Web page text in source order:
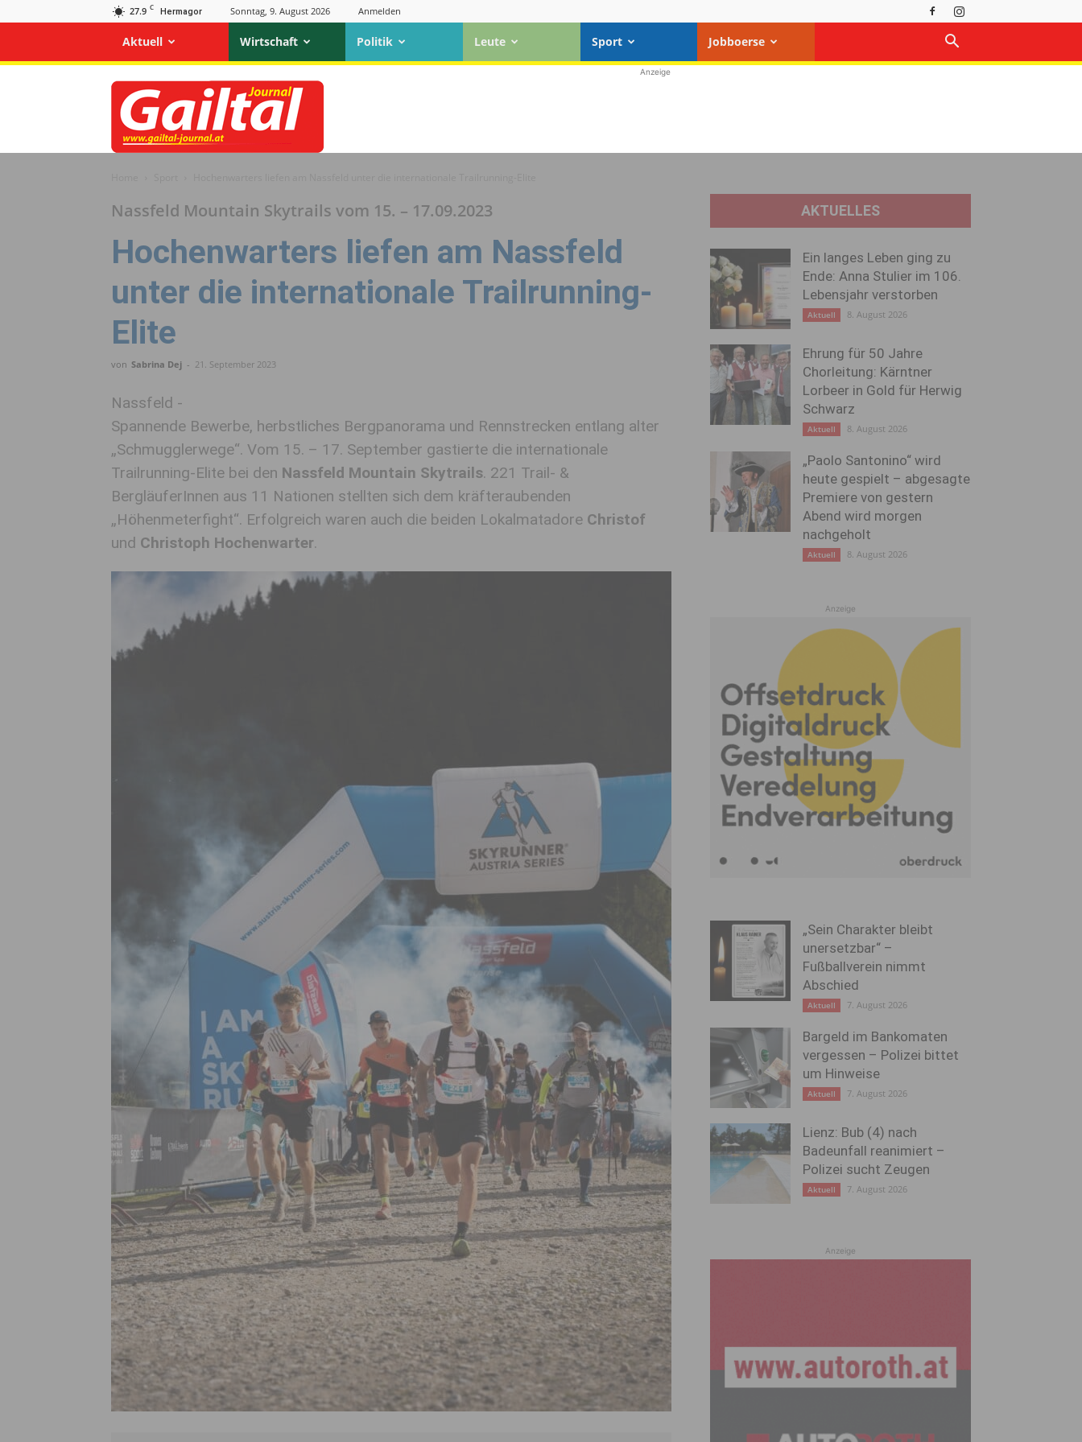
27.9 C Hermagor Sonntag, 9. August 2026 Anmelden
Aktuell Wirtschaft Politik Leute Sport Jobboerse
Gailtal
Journal
Anzeige
Nassfeld Mountain Skytrails vom 15. – 17.09.2023
Hochenwarters liefen am Nassfeld
unter die internationale Trailrunning-
Elite
von Sabrina Dej - 21. September 2023
Nassfeld -
Spannende Bewerbe, herbstliches Bergpanorama und Rennstrecken entlang alter
„Schmugglerwege“. Vom 15. – 17. September gastierte die internationale
Trailrunning-Elite bei den Nassfeld Mountain Skytrails. 221 Trail- &
BergläuferInnen aus 11 Nationen stellten sich dem kräfteraubenden
„Höhenmeterfight“. Erfolgreich waren auch die beiden Lokalmatadore Christof
und Christoph Hochenwarter.
AKTUELLES
Ein langes Leben ging zu
Ende: Anna Stulier im 106.
Lebensjahr verstorben
Aktuell 8. August 2026
Ehrung für 50 Jahre
Chorleitung: Kärntner
Lorbeer in Gold für Herwig
Schwarz
Aktuell 8. August 2026
„Paolo Santonino“ wird
heute gespielt – abgesagte
Premiere von gestern
Abend wird morgen
nachgeholt
Aktuell 8. August 2026
Anzeige
„Sein Charakter bleibt
unersetzbar“ –
Fußballverein nimmt
Abschied
Aktuell 7. August 2026
Bargeld im Bankomaten
vergessen – Polizei bittet
um Hinweise
Aktuell 7. August 2026
Lienz: Bub (4) nach
Badeunfall reanimiert –
Polizei sucht Zeugen
Aktuell 7. August 2026
Anzeige